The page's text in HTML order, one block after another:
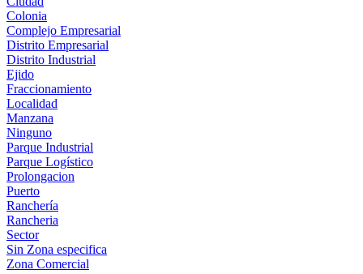
Colonia
Complejo Empresarial
Distrito Empresarial
Distrito Industrial
Ejido
Fraccionamiento
Localidad
Manzana
Ninguno
Parque Industrial
Parque Logístico
Prolongacion
Puerto
Ranchería
Rancheria
Sector
Sin Zona especifica
Zona Comercial